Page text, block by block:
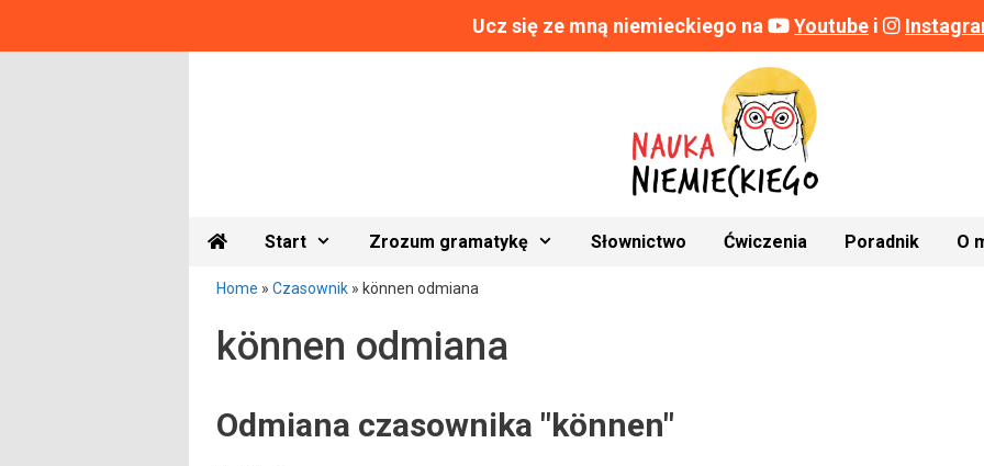
Ucz się ze mną niemieckiego na Youtube i
Start Zrozum gramatykę Słownictwo Ćwiczenia Poradnik O
Home » Czasownik » können odmiana
können odmiana
Odmiana czasownika "können"